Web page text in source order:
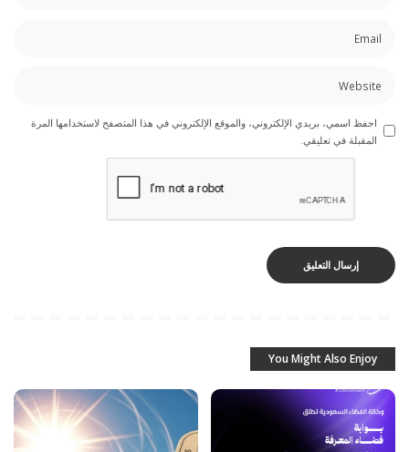
احفظ اسمي، بريدي الإلكتروني، والموقع الإلكتروني في هذا المتصفح لاستخدامها المرة
المقبلة في تعليقي.
You Might Also Enjoy